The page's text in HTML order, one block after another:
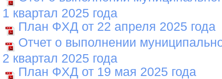
1 квартал 2025 года
План ФХД от 22 апреля 2025 года
Отчет о выполнении
2 квартал 2025 года
План ФХД от 19 мая 2025 года